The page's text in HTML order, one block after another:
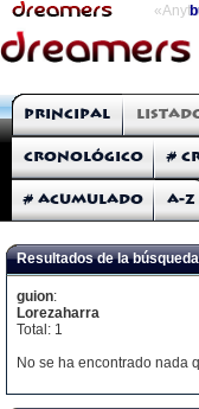
THE DREAMERS
Comic a Gritos
Principal
Cronológico #
# Acumulado A-Z
Resultados de la
guion:
Lorezaharra
Total: 1
No se ha encontrado nada